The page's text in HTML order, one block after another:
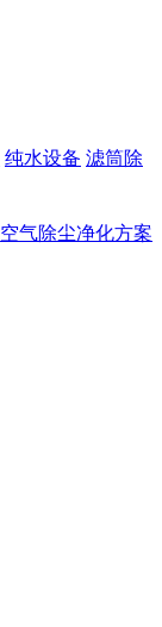
纯水设备 滤筒除
空气除尘净化方案